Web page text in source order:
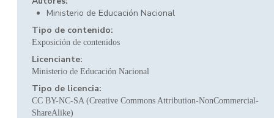
Ministerio de Educación Nacional
Tipo de contenido:
Exposición de contenidos
Licenciante:
Ministerio de Educación Nacional
Tipo de licencia:
CC BY-NC-SA (Creative Commons Attribution-NonCommercial-
ShareAlike)